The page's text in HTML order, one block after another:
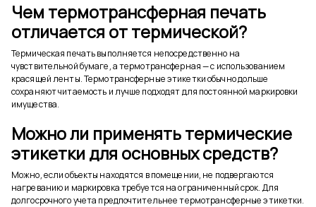
Чем термотрансферная печать
отличается от термической?
Термическая печать выполняется непосредственно на
чувствительной бумаге, а термотрансферная — с использованием
красящей ленты. Термотрансферные этикетки обычно дольше
сохраняют читаемость и лучше подходят для постоянной маркировки
имущества.
Можно ли применять термические
этикетки для основных средств?
Можно, если объекты находятся в помещении, не подвергаются
нагреванию и маркировка требуется на ограниченный срок. Для
долгосрочного учета предпочтительнее термотрансферные этикетки.